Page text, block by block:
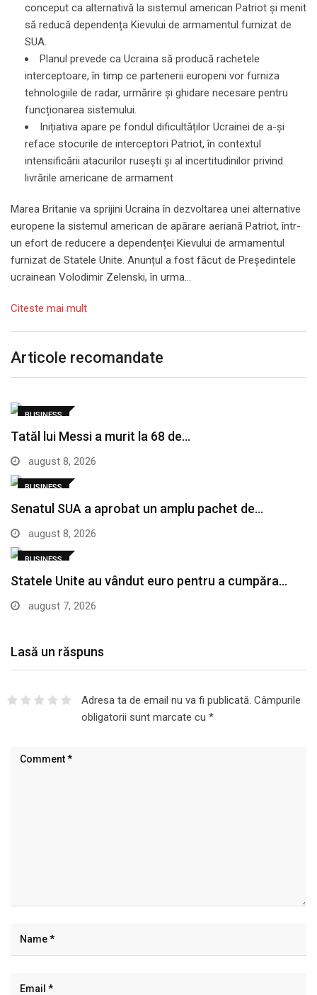
conceput ca alternativă la sistemul american Patriot și menit
să reducă dependența Kievului de armamentul furnizat de
SUA.
Planul prevede ca Ucraina să producă rachetele
interceptoare, în timp ce partenerii europeni vor furniza
tehnologiile de radar, urmărire și ghidare necesare pentru
funcționarea sistemului.
Inițiativa apare pe fondul dificultăților Ucrainei de a-și
reface stocurile de interceptori Patriot, în contextul
intensificării atacurilor rusești și al incertitudinilor privind
livrările americane de armament
Marea Britanie va sprijini Ucraina în dezvoltarea unei alternative
europene la sistemul american de apărare aeriană Patriot, într-
un efort de reducere a dependenței Kievului de armamentul
furnizat de Statele Unite. Anunțul a fost făcut de Președintele
ucrainean Volodimir Zelenski, în urma…
Citeste mai mult
Articole recomandate
BUSINESS
Tatăl lui Messi a murit la 68 de…
august 8, 2026
BUSINESS
Senatul SUA a aprobat un amplu pachet de…
august 8, 2026
BUSINESS
Statele Unite au vândut euro pentru a cumpăra…
august 7, 2026
Lasă un răspuns
Adresa ta de email nu va fi publicată. Câmpurile
obligatorii sunt marcate cu *